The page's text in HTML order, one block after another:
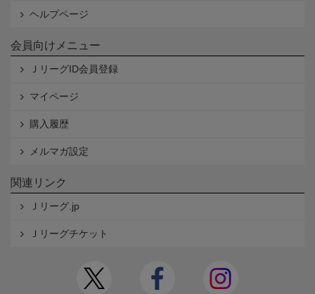
ヘルプページ
会員向けメニュー
ＪリーグID会員登録
マイページ
購入履歴
メルマガ設定
関連リンク
Ｊリーグ.jp
Ｊリーグチケット